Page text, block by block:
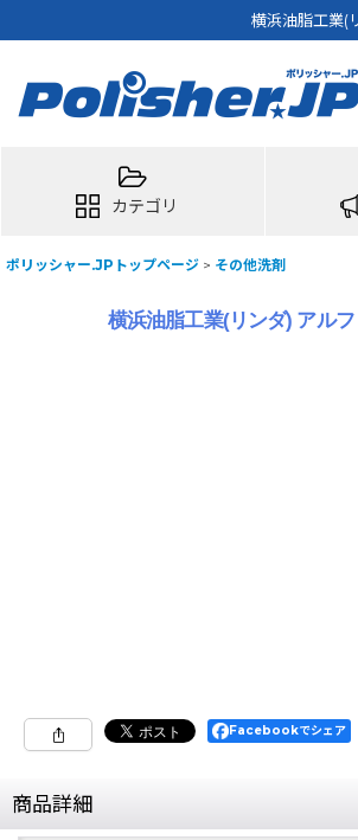
横浜油脂工業(
カテゴリ
ポリッシャー.JPトップページ > その他洗剤
横浜油脂工業(リンダ) アル
Facebookでシェア
商品詳細